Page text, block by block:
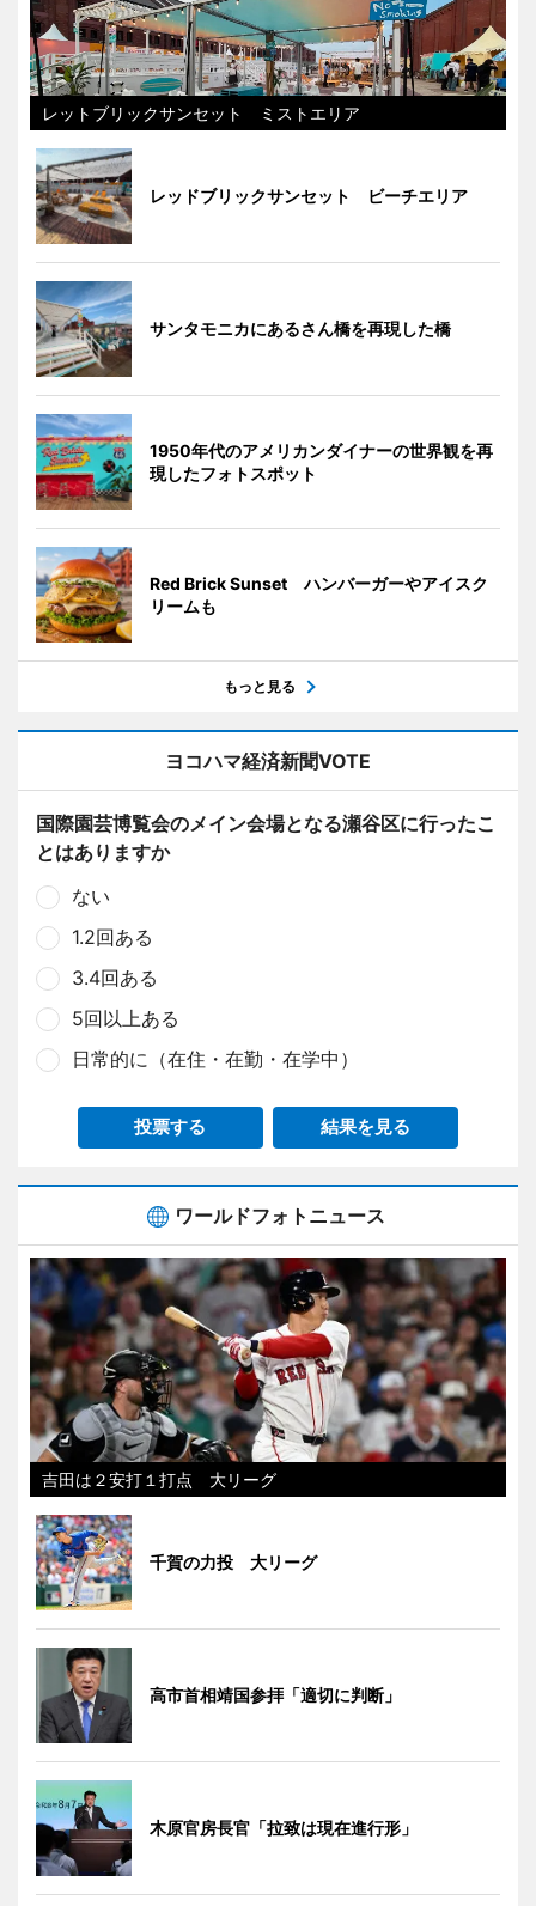
レットブリックサンセット ミストエリア
レッドブリックサンセット ビーチエリア
サンタモニカにあるさん橋を再現した橋
1950年代のアメリカンダイナーの世界観を再
現したフォトスポット
Red Brick Sunset ハンバーガーやアイスク
リームも
もっと見る
ヨコハマ経済新聞VOTE
国際園芸博覧会のメイン会場となる瀬谷区に行ったこ
とはありますか
ない
1.2回ある
3.4回ある
5回以上ある
日常的に（在住・在勤・在学中）
投票する 結果を見る
ワールドフォトニュース
吉田は２安打１打点 大リーグ
千賀の力投 大リーグ
高市首相靖国参拝「適切に判断」
木原官房長官「拉致は現在進行形」